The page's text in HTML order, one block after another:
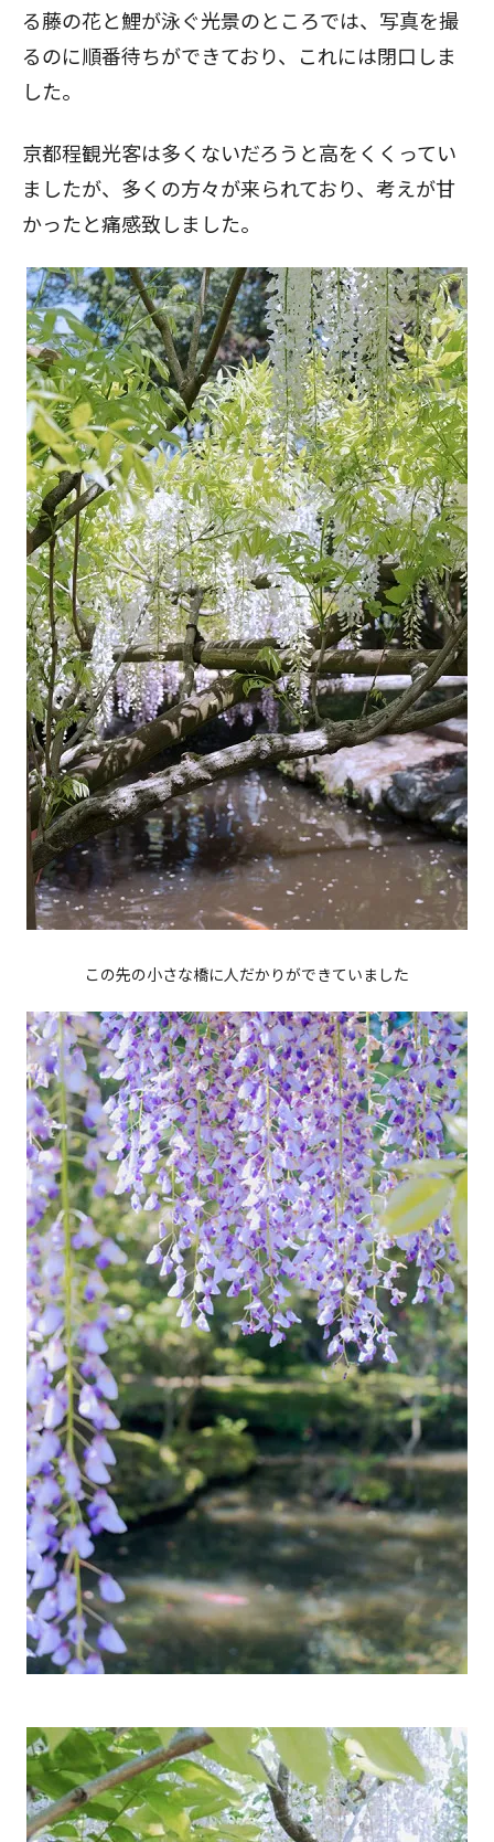
る藤の花と鯉が泳ぐ光景のところでは、写真を撮
るのに順番待ちができており、これには閉口しま
した。
京都程観光客は多くないだろうと高をくくってい
ましたが、多くの方々が来られており、考えが甘
かったと痛感致しました。
この先の小さな橋に人だかりができていました